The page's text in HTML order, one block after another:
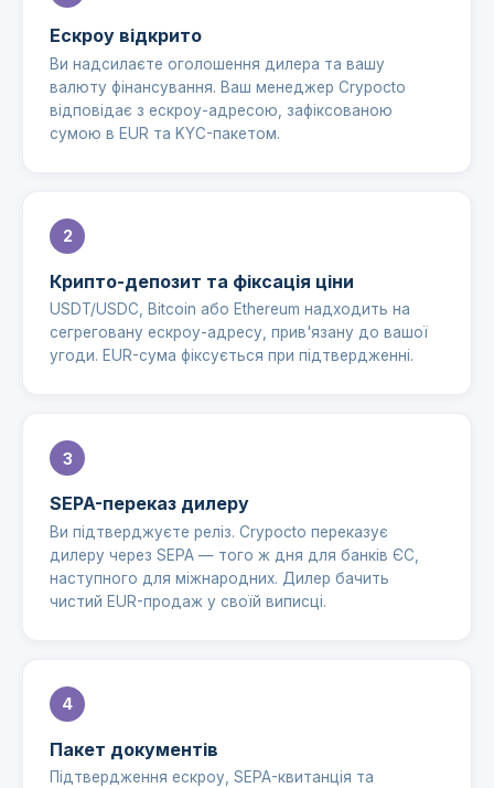
Ескроу відкрито
Ви надсилаєте оголошення дилера та вашу
валюту фінансування. Ваш менеджер Crypocto
відповідає з ескроу-адресою, зафіксованою
сумою в EUR та KYC-пакетом.
Крипто-депозит та фіксація ціни
USDT/USDC, Bitcoin або Ethereum надходить на
сегреговану ескроу-адресу, прив'язану до вашої
угоди. EUR-сума фіксується при підтвердженні.
SEPA-переказ дилеру
Ви підтверджуєте реліз. Crypocto переказує
дилеру через SEPA — того ж дня для банків ЄС,
наступного для міжнародних. Дилер бачить
чистий EUR-продаж у своїй виписці.
Пакет документів
Підтвердження ескроу, SEPA-квитанція та